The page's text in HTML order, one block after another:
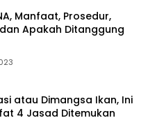
Manfaat, Prosedur,
Apakah Ditanggung
atau Dimangsa Ikan, Ini
4 Jasad Ditemukan